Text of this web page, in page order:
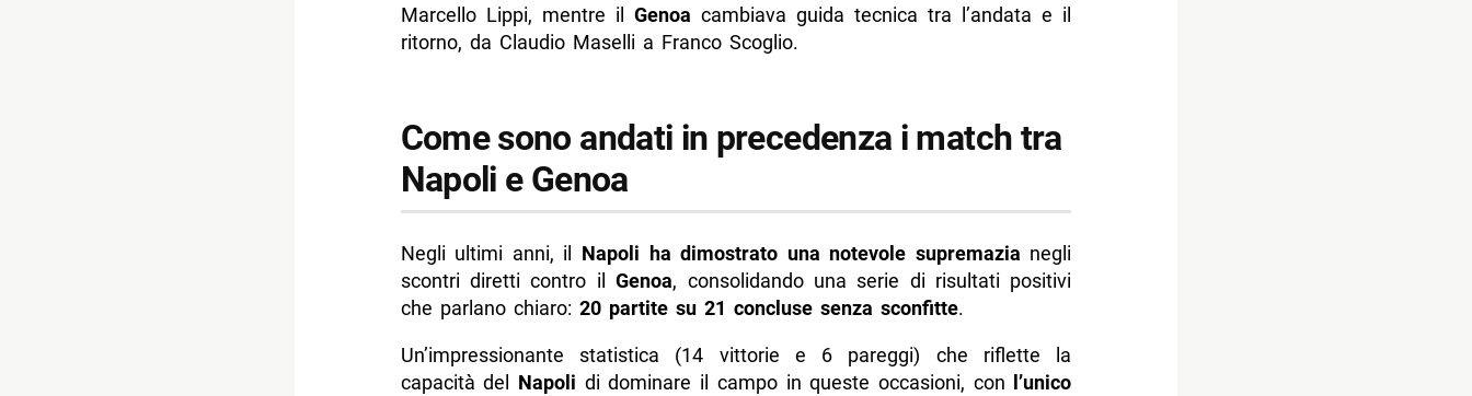
Marcello Lippi, mentre il Genoa cambiava guida tecnica tra l’andata e il
ritorno, da Claudio Maselli a Franco Scoglio.
Come sono andati in precedenza i match tra
Napoli e Genoa
Negli ultimi anni, il Napoli ha dimostrato una notevole supremazia negli
scontri diretti contro ilGenoa, consolidando una serie di risultati positivi
che parlano chiaro: 20 partite su 21 concluse senza sconfitte.
Un’impressionante statistica (14 vittorie e 6 pareggi) che riflette la
capacità del Napoli di dominare il campo in queste occasioni, con
l’unico